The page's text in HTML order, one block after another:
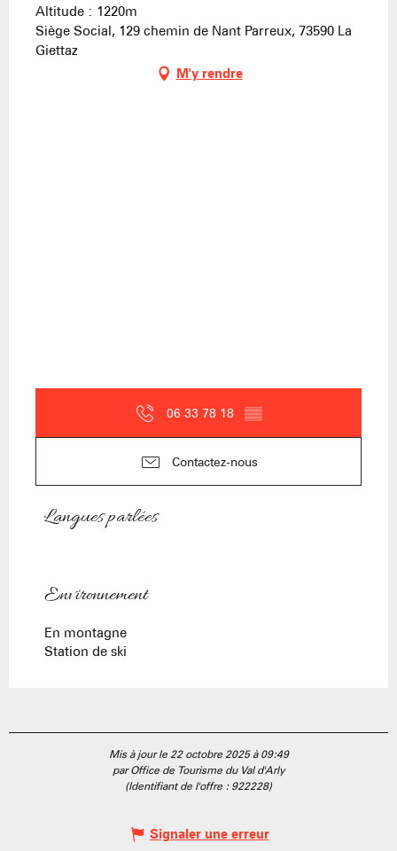
Altitude : 1220m
Siège Social, 129 chemin de Nant Parreux, 73590 La
Giettaz
M'y rendre
06 33 78 18 ▒▒
Contactez-nous
Langues parlées
Langues parlées
Environnement
Environnement
En montagne
Station de ski
Mis à jour le 22 octobre 2025 à 09:49
par Office de Tourisme du Val d'Arly
(Identifiant de l'offre : 922228)
Signaler une erreur